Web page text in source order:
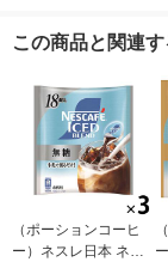
この商品と関連
（ポーションコーヒ
ー）ネスレ日本 ネス